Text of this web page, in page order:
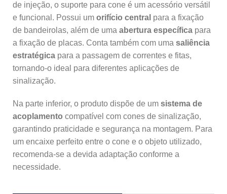
de injeção, o suporte para cone é um acessório versátil
e funcional. Possui um orifício central para a fixação
de bandeirolas, além de uma abertura específica para
a fixação de placas. Conta também com uma saliência
estratégica para a passagem de correntes e fitas,
tornando-o ideal para diferentes aplicações de
sinalização.
Na parte inferior, o produto dispõe de um sistema de
acoplamento compatível com cones de sinalização,
garantindo praticidade e segurança na montagem. Para
um encaixe perfeito entre o cone e o objeto utilizado,
recomenda-se a devida adaptação conforme a
necessidade.